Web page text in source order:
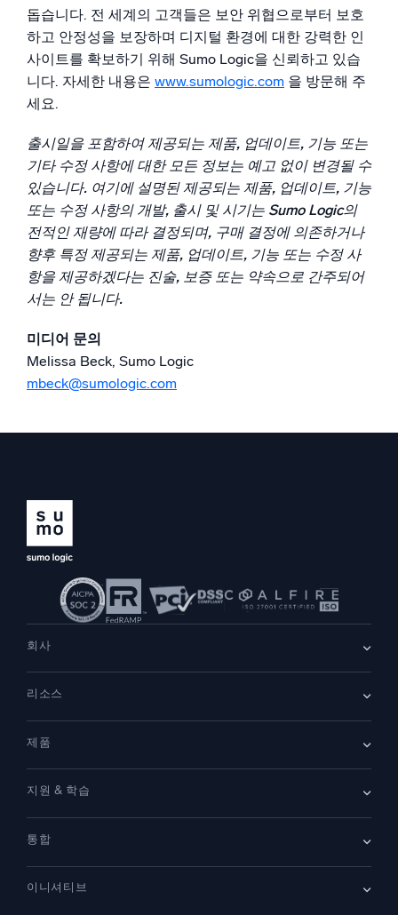
돕습니다. 전 세계의 고객들은 보안 위협으로부터 보호
하고 안정성을 보장하며 디지털 환경에 대한 강력한 인
사이트를 확보하기 위해 Sumo Logic을 신뢰하고 있습
니다. 자세한 내용은 www.sumologic.com 을 방문해 주
세요.
출시일을 포함하여 제공되는 제품, 업데이트, 기능 또는
기타 수정 사항에 대한 모든 정보는 예고 없이 변경될 수
있습니다. 여기에 설명된 제공되는 제품, 업데이트, 기능
또는 수정 사항의 개발, 출시 및 시기는 Sumo Logic의
전적인 재량에 따라 결정되며, 구매 결정에 의존하거나
향후 특정 제공되는 제품, 업데이트, 기능 또는 수정 사
항을 제공하겠다는 진술, 보증 또는 약속으로 간주되어
서는 안 됩니다.
미디어 문의
Melissa Beck, Sumo Logic
mbeck@sumologic.com
회사
채용 채용 중
리더십
뉴스룸
문의하기
리소스
고객 사례
데모
제품
SIEM
보안을 위한 로그
모니터링 및 문제 해결
비교하기
지원 & 학습
커뮤니티
지원
플랫폼 상태
통합
Amazon S3 Audit
이니셔티브